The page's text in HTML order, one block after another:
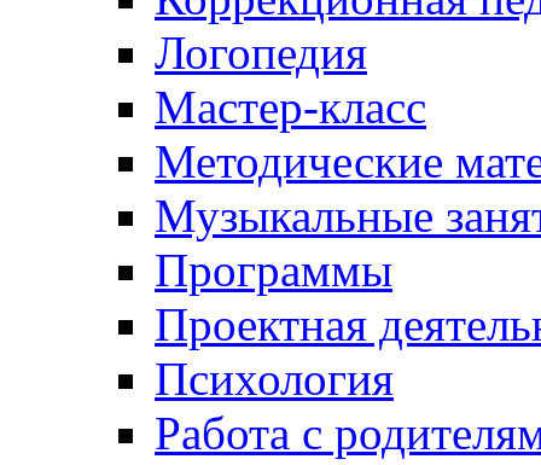
Логопедия
Мастер-класс
Методические
Музыкальные
Программы
Проектная
Психология
Работа с